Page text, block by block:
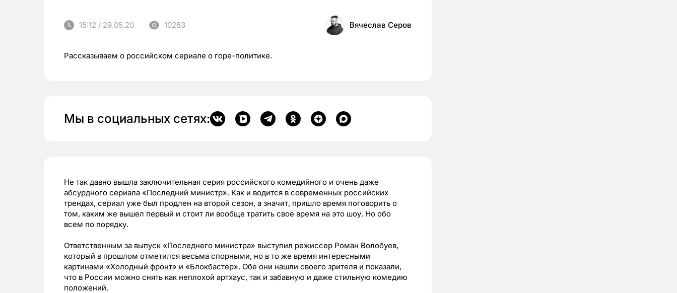
15:12 / 29.05.20 10283 Вячеслав Серов
Рассказываем о российском сериале о горе-политике.
Мы в социальных сетях:
Не так давно вышла заключительная серия российского комедийного и очень даже
абсурдного сериала «Последний министр». Как и водится в современных российских
трендах, сериал уже был продлен на второй сезон, а значит, пришло время поговорить о
том, каким же вышел первый и стоит ли вообще тратить свое время на это шоу. Но обо
всем по порядку.
Ответственным за выпуск «Последнего министра» выступил режиссер Роман Волобуев,
который в прошлом отметился весьма спорными, но в то же время интересными
картинами «Холодный фронт» и «Блокбастер». Обе они нашли своего зрителя и показали,
что в России можно снять как неплохой артхаус, так и забавную и даже стильную комедию
положений.